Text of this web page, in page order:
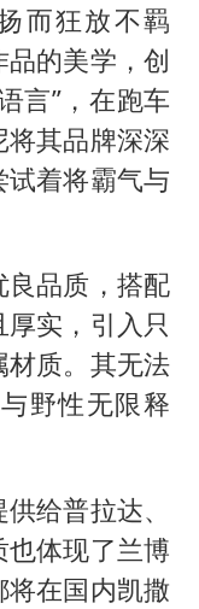
而狂放不羁
的美学，创
言”，在跑车
其品牌深深
着将霸气与
良品质，搭配
实，引入只
质。其无法
野性无限释
给普拉达、
体现了兰博
在国内凯撒